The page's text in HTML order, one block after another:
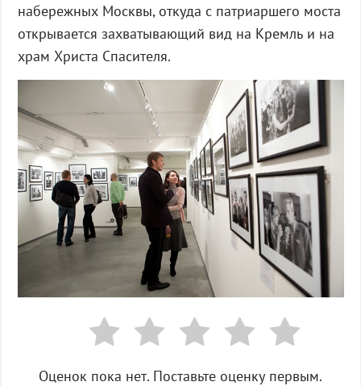
набережных Москвы, откуда с патриаршего моста
открывается захватывающий вид на Кремль и на
храм Христа Спасителя.
Оценок пока нет. Поставьте оценку первым.